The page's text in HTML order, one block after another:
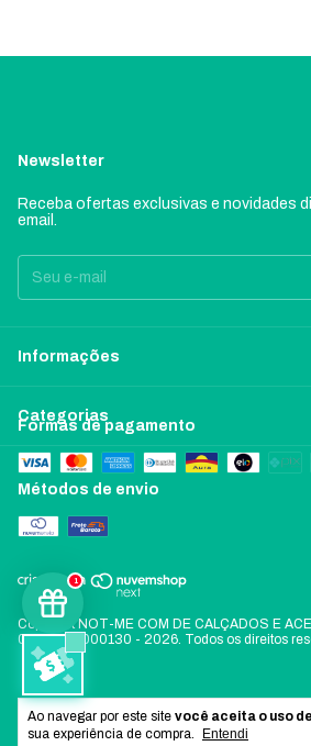
1
Ao navegar por este site você aceita o uso
sua experiência de compra.
Entendi
Newsletter
Receba ofertas exclusivas e novidades
email.
Informações
Categorias
Formas de pagamento
Métodos de envio
Copyright NOT-ME COM DE CALÇADOS E
06197478000130 - 2026. Todos os direitos